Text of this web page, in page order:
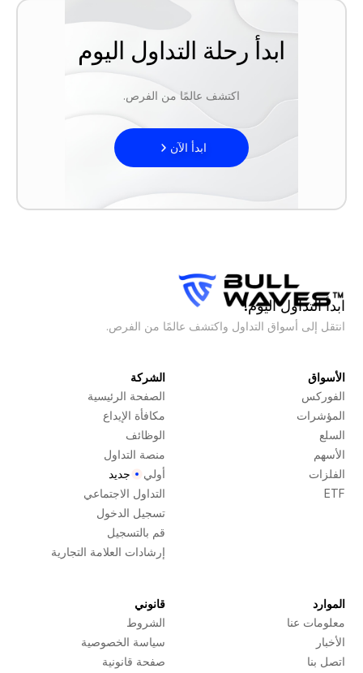
ابدأ رحلة التداول اليوم
اكتشف عالمًا من الفرص.
ابدأ الآن
ابدأ التداول اليوم!
انتقل إلى أسواق التداول واكتشف عالمًا من الفرص.
الأسواق
الفوركس
المؤشرات
السلع
الأسهم
الفلزات
ETF
الشركة
الصفحة الرئيسية
مكافأة الإيداع
الوظائف
منصة التداول
أولي
جديد
التداول الاجتماعي
تسجيل الدخول
قم بالتسجيل
إرشادات العلامة التجارية
الموارد
معلومات عنا
الأخبار
اتصل بنا
قانوني
الشروط
سياسة الخصوصية
صفحة قانونية